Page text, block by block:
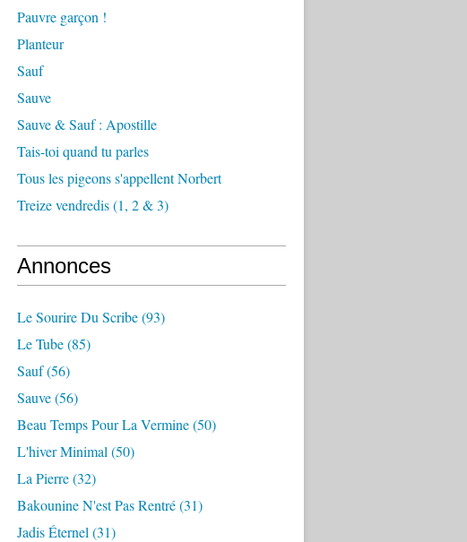
Pauvre garçon !
Planteur
Sauf
Sauve
Sauve & Sauf : Apostille
Tais-toi quand tu parles
Tous les pigeons s'appellent Norbert
Treize vendredis (1, 2 & 3)
Annonces
Le Sourire Du Scribe(93)
Le Tube(85)
Sauf(56)
Sauve(56)
Beau Temps Pour La Vermine(50)
L'hiver Minimal (50)
La Pierre(32)
Bakounine N'est Pas Rentré(31)
Jadis Éternel (31)